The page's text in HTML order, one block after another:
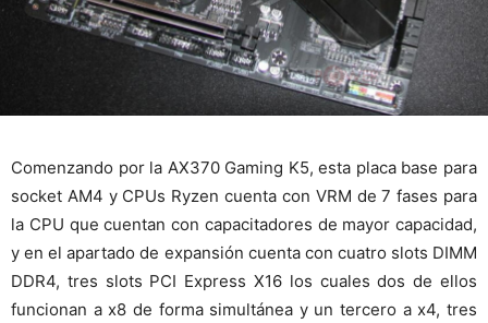
Comenzando por la AX370 Gaming K5, esta placa base para
socket AM4 y CPUs Ryzen cuenta con VRM de 7 fases para
la CPU que cuentan con capacitadores de mayor capacidad,
y en el apartado de expansión cuenta con cuatro slots DIMM
DDR4, tres slots PCI Express X16 los cuales dos de ellos
funcionan a x8 de forma simultánea y un tercero a x4, tres